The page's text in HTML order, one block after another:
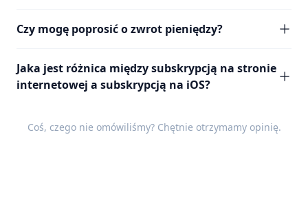
Czy mogę poprosić o zwrot pieniędzy?
Jaka jest różnica między subskrypcją na stronie
internetowej a subskrypcją na iOS?
Coś, czego nie omówiliśmy? Chętnie otrzymamy opinię.